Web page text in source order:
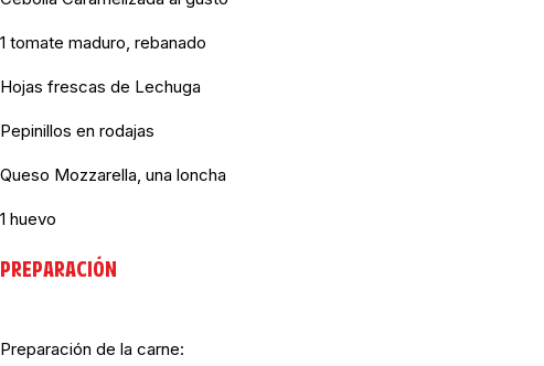
1 tomate maduro, rebanado
Hojas frescas de Lechuga
Pepinillos en rodajas
Queso Mozzarella, una loncha
1 huevo
PREPARACIÓN
Preparación de la carne: